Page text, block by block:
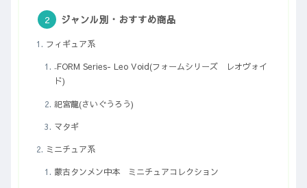
ジャンル別・おすすめ商品
フィギュア系
₋FORM Series- Leo Void(フォームシリーズ レオヴォイ
ド)
祀宮龍(さいぐうろう)
マタギ
ミニチュア系
蒙古タンメン中本 ミニチュアコレクション